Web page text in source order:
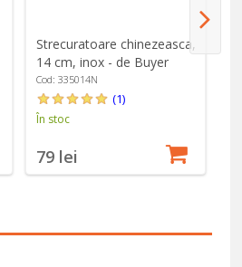
Strecuratoare chinezeasca,
14 cm, inox - de Buyer
Cod: 335014N
(1)
În stoc
79 lei